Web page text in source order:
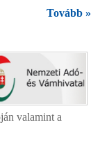
Tovább »
valamint a